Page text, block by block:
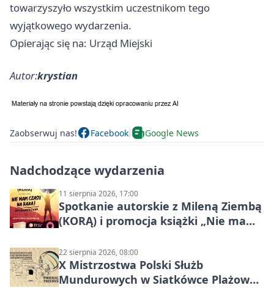
towarzyszyło wszystkim uczestnikom tego
wyjątkowego wydarzenia.
Opierając się na: Urząd Miejski
Autor:krystian
Zaobserwuj nas! Facebook Google News
Nadchodzące wydarzenia
11 sierpnia 2026, 17:00
Spotkanie autorskie z Mileną Ziembą
(KORĄ) i promocja książki „Nie mam
22 sierpnia 2026, 08:00
X Mistrzostwa Polski Służb
Mundurowych w Siatkówce Plażowej